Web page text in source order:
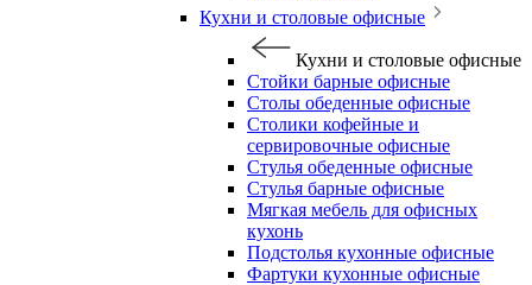
Кухни и столовые офисные
Кухни и столовые офисные
Стойки барные офисные
Столы обеденные офисные
Столики кофейные и
сервировочные офисные
Стулья обеденные офисные
Стулья барные офисные
Мягкая мебель для офисных
кухонь
Подстолья кухонные офисные
Фартуки кухонные офисные